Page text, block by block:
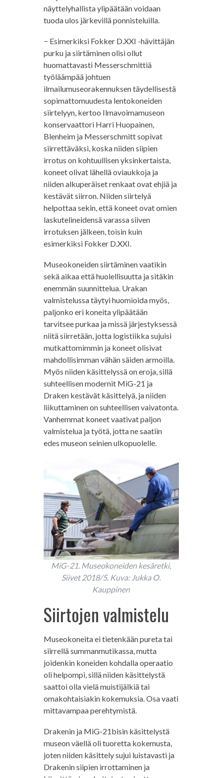
näyttelyhallista ylipäätään voidaan
tuoda ulos järkevillä ponnisteluilla.
− Esimerkiksi Fokker D.XXI -hävittäjän
purku ja siirtäminen olisi ollut
huomattavasti Messerschmittiä
työläämpää johtuen
ilmailumuseorakennuksen täydellisestä
sopimattomuudesta lentokoneiden
siirtelyyn, kertoo Ilmavoimamuseon
konservaattori Harri Huopainen,
Blenheim ja Messerschmitt sopivat
siirrettäväksi, koska niiden siipien
irrotus on kohtuullisen yksinkertaista,
koneet olivat lähellä oviaukkoja ja
niiden alkuperäiset renkaat ovat ehjiä ja
kestävät siirron. Niiden siirtelyä
helpottaa sekin, että koneet ovat omien
laskutelineidensä varassa siiven
irrotuksen jälkeen, toisin kuin
esimerkiksi Fokker D.XXI.
Museokoneiden siirtäminen vaatikin
sekä aikaa että huolellisuutta ja sitäkin
enemmän suunnittelua. Urakan
valmistelussa täytyi huomioida myös,
paljonko eri koneita ylipäätään
tarvitsee purkaa ja missä järjestyksessä
niitä siirretään, jotta logistiikka sujuisi
mutkattomimmin ja koneet olisivat
mahdollisimman vähän säiden armoilla.
Myös niiden käsittelyssä on eroja, sillä
suhteellisen modernit MiG-21 ja
Draken kestävät käsittelyä, ja niiden
liikuttaminen on suhteellisen vaivatonta.
Vanhemmat koneet vaativat paljon
valmistelua ja työtä, jotta ne saatiin
edes museon seinien ulkopuolelle.
MiG-21. Museokoneiden kesäretki,
Siivet 2018/5. Kuva: Jukka O.
Kauppinen
Siirtojen valmistelu
Museokoneita ei tietenkään pureta tai
siirrellä summanmutikassa, mutta
joidenkin koneiden kohdalla operaatio
oli helpompi, sillä niiden käsittelystä
saattoi olla vielä muistijälkiä tai
omakohtaisiakin kokemuksia. Osa vaati
mittavampaa perehtymistä.
Drakenin ja MiG-21bisin käsittelystä
museon väellä oli tuoretta kokemusta,
joten niiden käsittely sujui luistavasti ja
Drakenin siipien irrottaminen ja